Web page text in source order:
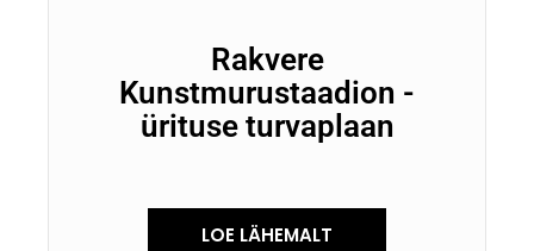
Rakvere
Kunstmurustaadion -
ürituse turvaplaan
LOE LÄHEMALT